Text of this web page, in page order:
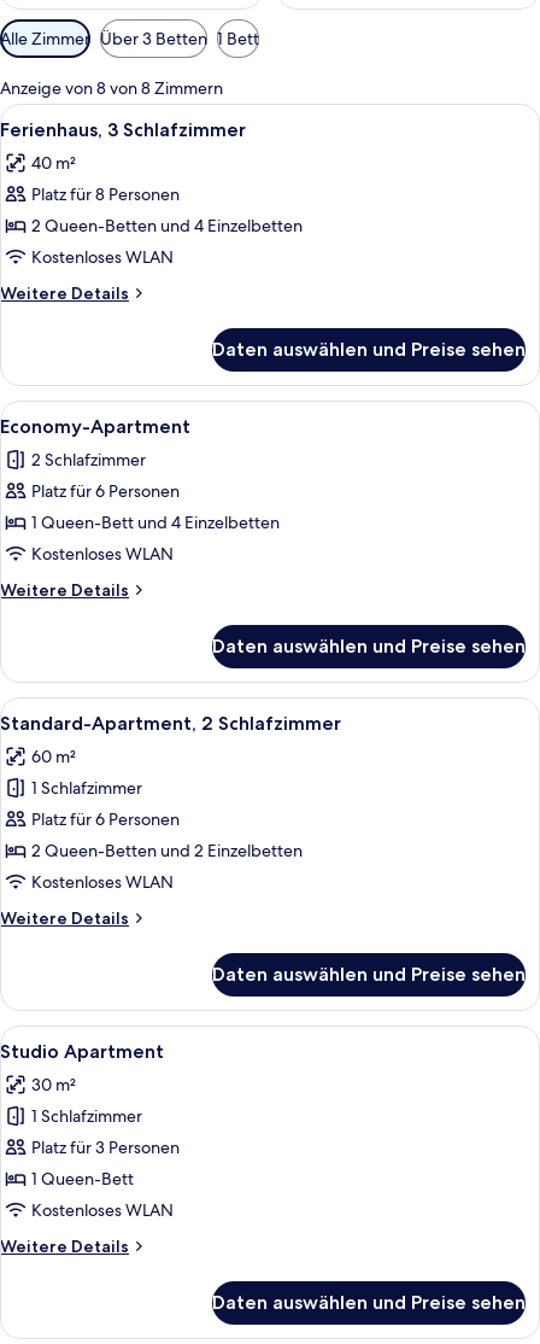
Verfügbare
Filter
für
Zimmer
Alle Zimmer Über 3 Betten 1 Bett
Anzeige von 8 von 8 Zimmern
Alle
Fotos
für
Ferienhaus,
3 Schlafzimmer
anzeigen
Ferienhaus, 3 Schlafzimmer |
17
Ferienhaus, 3 Schlafzimmer
40 m²
Platz für 8 Personen
2 Queen-Betten und 4 Einzelbetten
Kostenloses WLAN
Weitere Details
Weitere
3 Schlafzimmer
Daten auswählen und Preise sehen
Alle
Fotos
für
Economy-
Apartment
anzeigen
Economy-Apartment |
7
Economy-Apartment
2 Schlafzimmer
Platz für 6 Personen
1 Queen-Bett und 4 Einzelbetten
Kostenloses WLAN
Weitere Details
Weitere
Apartment
Daten auswählen und Preise sehen
Alle
Fotos
für
Standard-
Apartment,
2 Schlafzimmer
anzeigen
Standard-Apartment, 2
7
Standard-Apartment, 2 Schlafzimmer
60 m²
1 Schlafzimmer
Platz für 6 Personen
2 Queen-Betten und 2 Einzelbetten
Kostenloses WLAN
Weitere Details
Weitere
Apartment,
2 Schlafzimmer
Daten auswählen und Preise sehen
Alle
Fotos
für
Studio
Apartment
anzeigen
Studio Apartment | Hochwertige
7
Studio Apartment
30 m²
1 Schlafzimmer
Platz für 3 Personen
1 Queen-Bett
Kostenloses WLAN
Weitere Details
Weitere
Apartment
Daten auswählen und Preise sehen